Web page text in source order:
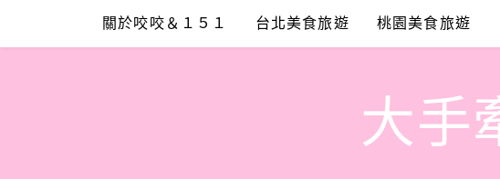
content
關於咬咬＆１５１ 台北美食旅遊 桃園美食旅遊
大手